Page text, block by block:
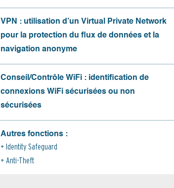
VPN : utilisation d’un Virtual Private Network
pour la protection du flux de données et la
navigation anonyme
Conseil/Contrôle WiFi : identification de
connexions WiFi sécurisées ou non
sécurisées
Autres fonctions :
Identity Safeguard
Anti-Theft